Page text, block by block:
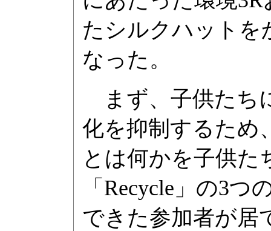
たシルクハットを
なった。
まず、子供たち
化を抑制するため
とは何かを子供た
「Recycle」の3
できた参加者が居